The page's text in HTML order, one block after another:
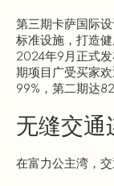
第三期卡萨国际
标准设施，打造
2024年9月正式
期项目广受买家
99%，第二期达
无缝交通
在富力公主湾，